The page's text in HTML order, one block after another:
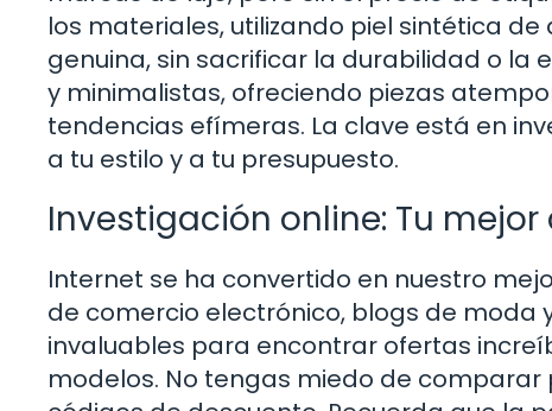
los materiales, utilizando piel sintética
genuina, sin sacrificar la durabilidad o la
y minimalistas, ofreciendo piezas
tendencias efímeras. La clave está en
a tu estilo y a tu presupuesto.
Investigación online: Tu
Internet se ha convertido en nuestro
de comercio electrónico, blogs de moda
invaluables para encontrar ofertas
modelos. No tengas miedo de comparar